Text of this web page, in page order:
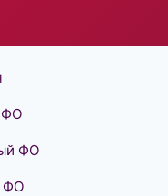
ФО
ФО
ФО